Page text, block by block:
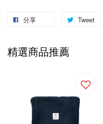
分享 Tweet
精選商品推薦